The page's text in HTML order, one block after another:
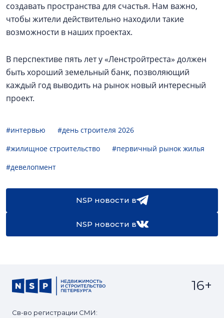
создавать пространства для счастья. Нам важно,
чтобы жители действительно находили такие
возможности в наших проектах.
В перспективе пять лет у «Ленстройтреста» должен
быть хороший земельный банк, позволяющий
каждый год выводить на рынок новый интересный
проект.
#интервью
#день строителя 2026
#жилищное строительство
#первичный рынок жилья
#девелопмент
NSP новости в
NSP новости в
Св-во регистрации СМИ:
16+